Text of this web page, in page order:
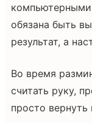
компьютерными
обязана быть
результат, а
Во время
считать руку,
просто